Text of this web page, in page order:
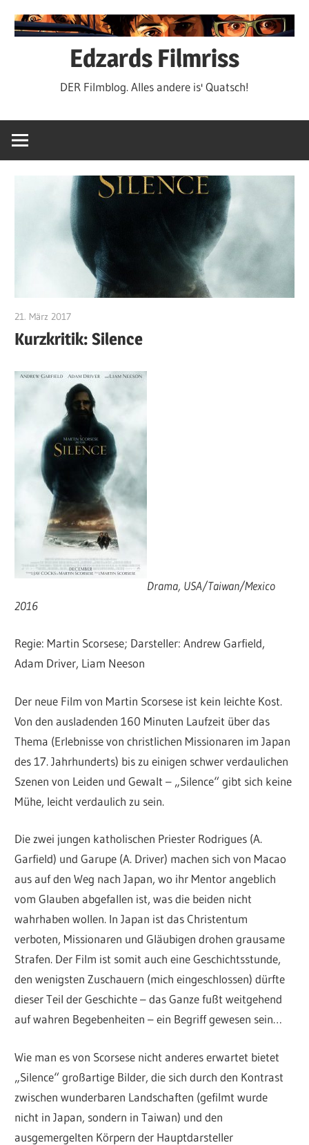
Inhalt
Edzards Filmriss
DER Filmblog. Alles andere is' Quatsch!
21. März 2017
Kurzkritik: Silence
Drama, USA/Taiwan/Mexico
2016
Regie: Martin Scorsese; Darsteller: Andrew Garfield,
Adam Driver, Liam Neeson
Der neue Film von Martin Scorsese ist kein leichte Kost.
Von den ausladenden 160 Minuten Laufzeit über das
Thema (Erlebnisse von christlichen Missionaren im Japan
des 17. Jahrhunderts) bis zu einigen schwer verdaulichen
Szenen von Leiden und Gewalt – „Silence“ gibt sich keine
Mühe, leicht verdaulich zu sein.
Die zwei jungen katholischen Priester Rodrigues (A.
Garfield) und Garupe (A. Driver) machen sich von Macao
aus auf den Weg nach Japan, wo ihr Mentor angeblich
vom Glauben abgefallen ist, was die beiden nicht
wahrhaben wollen. In Japan ist das Christentum
verboten, Missionaren und Gläubigen drohen grausame
Strafen. Der Film ist somit auch eine Geschichtsstunde,
den wenigsten Zuschauern (mich eingeschlossen) dürfte
dieser Teil der Geschichte – das Ganze fußt weitgehend
auf wahren Begebenheiten – ein Begriff gewesen sein…
Wie man es von Scorsese nicht anderes erwartet bietet
„Silence“ großartige Bilder, die sich durch den Kontrast
zwischen wunderbaren Landschaften (gefilmt wurde
nicht in Japan, sondern in Taiwan) und den
ausgemergelten Körpern der Hauptdarsteller